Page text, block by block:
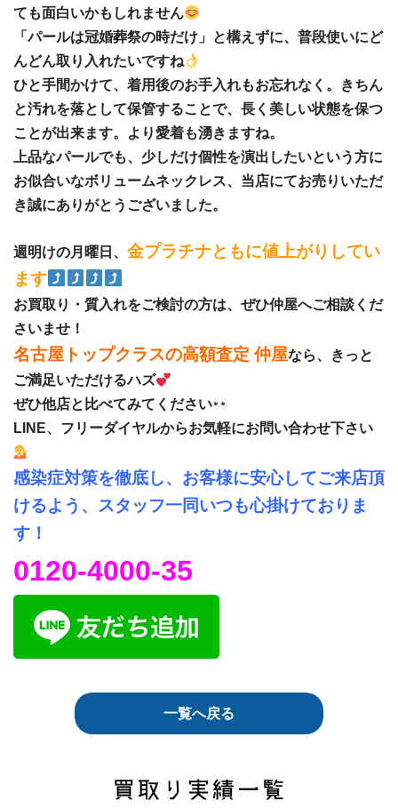
ても面白いかもしれません
「パールは冠婚葬祭の時だけ」と構えずに、普段使いにど
んどん取り入れたいですね
ひと手間かけて、着用後のお手入れもお忘れなく。きちん
と汚れを落として保管することで、長く美しい状態を保つ
ことが出来ます。より愛着も湧きますね。
上品なパールでも、少しだけ個性を演出したいという方に
お似合いなボリュームネックレス、当店にてお売りいただ
き誠にありがとうございました。
週明けの月曜日、 金プラチナともに値上がりしてい
ます
お買取り・質入れをご検討の方は、ぜひ仲屋へご相談くだ
さいませ！
名古屋トップクラスの高額査定 仲屋なら、きっと
ご満足いただけるハズ
ぜひ他店と比べてみてください
LINE、フリーダイヤルからお気軽にお問い合わせ下さい
感染症対策を徹底し、お客様に安心してご来店頂
けるよう、スタッフ一同いつも心掛けておりま
す！
0120-4000-35
一覧へ戻る